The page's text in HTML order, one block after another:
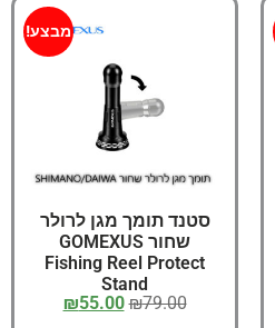
מבצע!
סטנד תומך מגן לרולר
שחור GOMEXUS
Fishing Reel Protect
Stand
₪79.00
₪55.00